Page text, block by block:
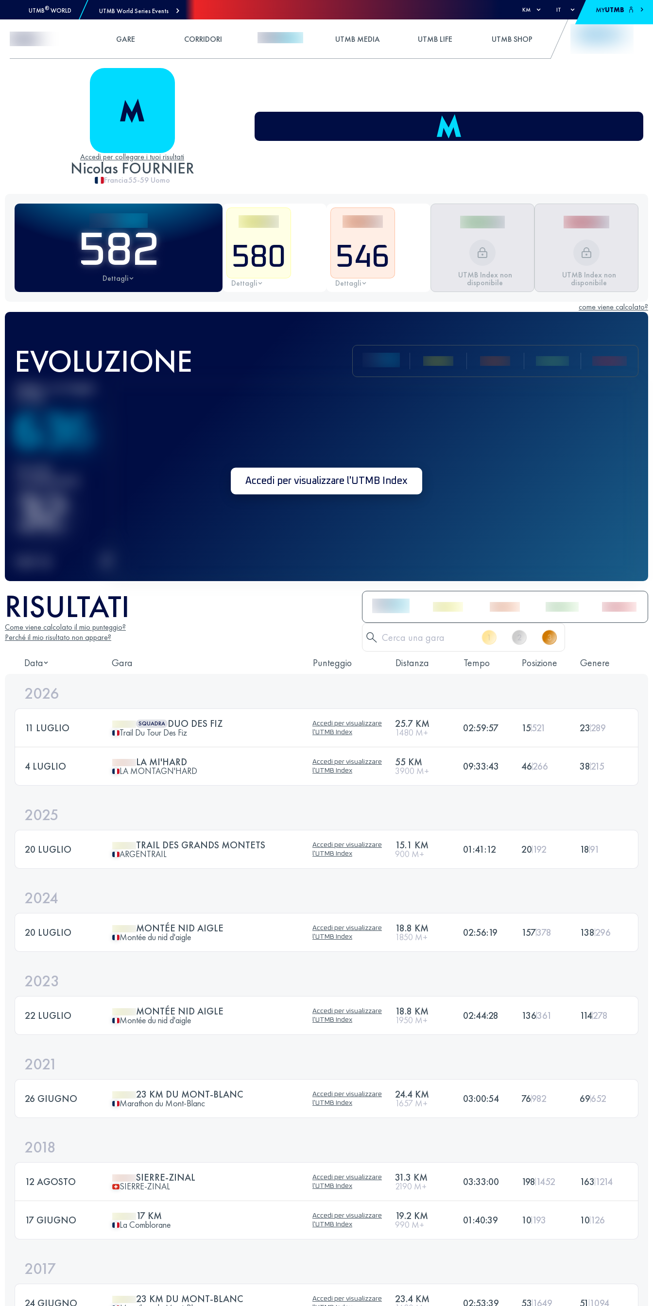
UTMB® WORLD UTMB World Series Events KM IT MYUTMB
GARE CORRIDORI UTMB MEDIA UTMB LIFE UTMB SHOP
Accedi per collegare i tuoi risultati
Nicolas FOURNIER
Francia55-59 Uomo
582
Dettagli
580
Dettagli
546
Dettagli
UTMB Index non
disponibile
UTMB Index non
disponibile
come viene calcolato?
EVOLUZIONE
Miglior punteggio
636
Gara(e)
32
Accedi per visualizzare l'UTMB Index
RISULTATI
Come viene calcolato il mio punteggio?
Perché il mio risultato non appare?
Data Gara Punteggio Distanza Tempo Posizione Genere
2026
11 LUGLIO SQUADRA DUO DES FIZ
Trail Du Tour Des Fiz
Accedi per visualizzare
l'UTMB Index
25.7 KM
1480 M+ 02:59:57 15521 23289
4 LUGLIO LA MI'HARD
LA MONTAGN'HARD
Accedi per visualizzare
l'UTMB Index
55 KM
3900 M+ 09:33:43 46266 38215
2025
20 LUGLIO TRAIL DES GRANDS MONTETS
ARGENTRAIL
Accedi per visualizzare
l'UTMB Index
15.1 KM
900 M+ 01:41:12 20192 1891
2024
20 LUGLIO MONTÉE NID AIGLE
Montée du nid d'aigle
Accedi per visualizzare
l'UTMB Index
18.8 KM
1850 M+ 02:56:19 157378 138296
2023
22 LUGLIO MONTÉE NID AIGLE
Montée du nid d'aigle
Accedi per visualizzare
l'UTMB Index
18.8 KM
1950 M+ 02:44:28 136361 114278
2021
26 GIUGNO 23 KM DU MONT-BLANC
Marathon du Mont-Blanc
Accedi per visualizzare
l'UTMB Index
24.4 KM
1657 M+ 03:00:54 76982 69652
2018
12 AGOSTO SIERRE-ZINAL
SIERRE-ZINAL
Accedi per visualizzare
l'UTMB Index
31.3 KM
2190 M+ 03:33:00 198 1452 163 1214
17 GIUGNO 17 KM
La Comblorane
Accedi per visualizzare
l'UTMB Index
19.2 KM
990 M+ 01:40:39 10193 10126
2017
24 GIUGNO 23 KM DU MONT-BLANC
Accedi per visualizzare
23.4 KM 02:53:39 53 1649 51 1094